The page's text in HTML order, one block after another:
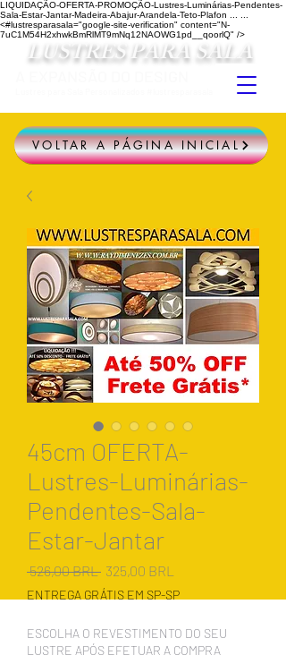
LIQUIDAÇÃO-OFERTA-PROMOÇÃO-Lustres-Luminárias-Pendentes-
Sala-Estar-Jantar-Madeira-Abajur-Arandela-Teto-Plafon ...
<#lustresparasala="google-site-verification" content="N-
7uC1M54H2xhwkBmRlMT9mNq12NAOWG1pd__qoorlQ" />
LUSTRES PARA SALA
VOLTAR A PÁGINA INICIAL
45cm OFERTA-
Lustres-Luminárias-
Pendentes-Sala-
Estar-Jantar
526,00 BRL Precio
325,00 BRL
de
oferta
ENTREGA GRÁTIS EM SP-SP
ESCOLHA O REVESTIMENTO DO SEU
LUSTRE APÓS EFETUAR A COMPRA